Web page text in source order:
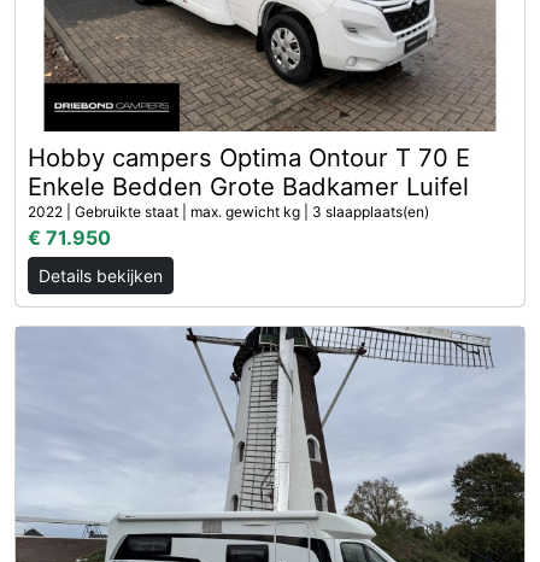
Hobby campers Optima Ontour T 70 E
Enkele Bedden Grote Badkamer Luifel
2022 | Gebruikte staat | max. gewicht kg | 3 slaapplaats(en)
€ 71.950
Details bekijken